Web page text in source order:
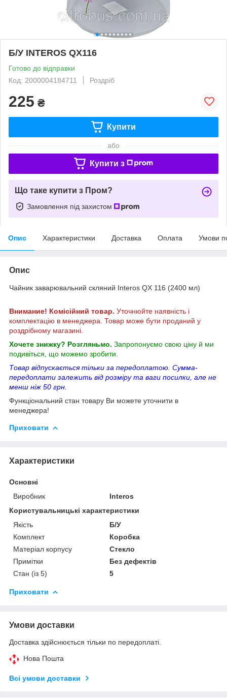
Б/У INTEROS QX116
Готово до відправки
Код: 2000004184711
Роздріб
225 ₴
Купити
або
Купити з
Що таке купити з Пром?
Замовлення під захистом
Опис Характеристики Доставка Оплата Умови
Опис
Чайник заварювальний скляний Interos QX 116 (2400 мл)
Внимание! Комісійний товар. Уточнюйте наявність і
комплектацію в менеджера. Товар може бути проданий у
роздрібному магазині.
Хочете знижку? Розгляньмо. Запропонуємо свою ціну й ми
подивіться, що можемо зробити.
Товар відпускається тільки за передоплатою. Сумма-
передоплати залежить від розміру та ваги посилки, але не
менш ніж 50 грн.
Функціональний стан товару Ви можете уточнити в
менеджера!
Приховати
Характеристики
Основні
Виробник
Interos
Користувальницькі характеристики
Якість
Б/У
Комплект
Коробка
Матеріал корпусу
Стекло
Примітки
Без дефектів
Стан (із 5)
5
Приховати
Умови доставки
Доставка здійснюється тільки по передоплаті.
Нова Пошта
Всі умови доставки